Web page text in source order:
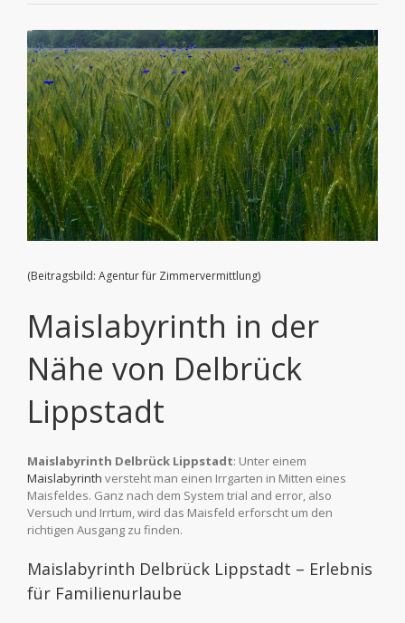
Zeige
grösseres
Bild
(Beitragsbild: Agentur für Zimmervermittlung)
Maislabyrinth in der
Nähe von Delbrück
Lippstadt
Maislabyrinth Delbrück Lippstadt: Unter einem
Maislabyrinth versteht man einen Irrgarten in Mitten eines
Maisfeldes. Ganz nach dem System trial and error, also
Versuch und Irrtum, wird das Maisfeld erforscht um den
richtigen Ausgang zu finden.
Maislabyrinth Delbrück Lippstadt – Erlebnis
für Familienurlaube